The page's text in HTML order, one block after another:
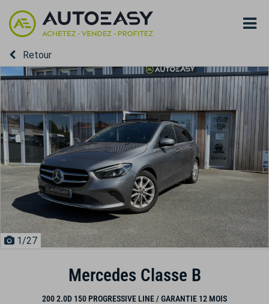
Retour
1/27
Mercedes Classe B
200 2.0D 150 PROGRESSIVE LINE / GARANTIE 12 MOIS